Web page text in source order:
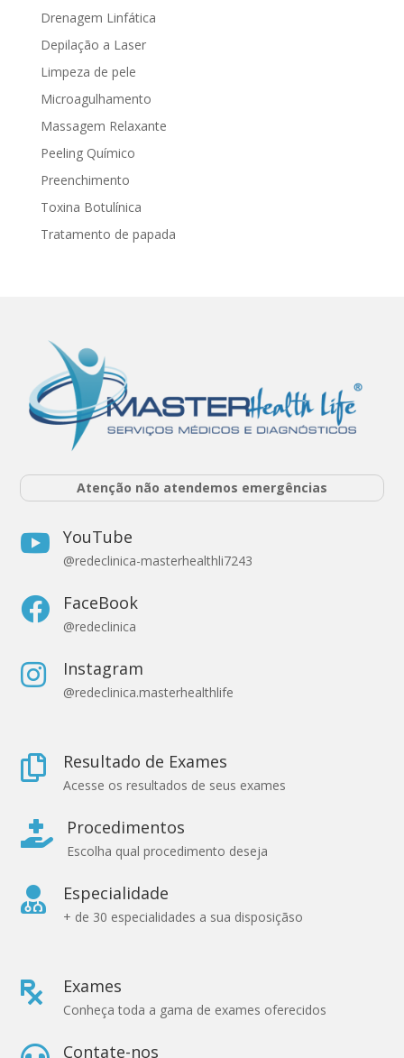
Drenagem Linfática
Depilação a Laser
Limpeza de pele
Microagulhamento
Massagem Relaxante
Peeling Químico
Preenchimento
Toxina Botulínica
Tratamento de papada
Atenção não atendemos emergências
 YouTube
@redeclinica-masterhealthli7243
 FaceBook
@redeclinica
 Instagram
@redeclinica.masterhealthlife
 Resultado de Exames
Acesse os resultados de seus exames
 Procedimentos
Escolha qual procedimento deseja
 Especialidade
+ de 30 especialidades a sua disposiçãso
 Exames
Conheça toda a gama de exames oferecidos
Contate-nos